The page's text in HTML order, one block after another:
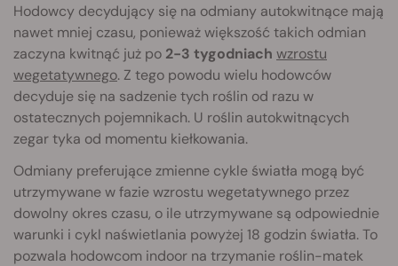
Hodowcy decydujący się na odmiany autokwitnące mają
nawet mniej czasu, ponieważ większość takich odmian
zaczyna kwitnąć już po 2-3 tygodniach wzrostu
wegetatywnego. Z tego powodu wielu hodowców
decyduje się na sadzenie tych roślin od razu w
ostatecznych pojemnikach. U roślin autokwitnących
zegar tyka od momentu kiełkowania.
Odmiany preferujące zmienne cykle światła mogą być
utrzymywane w fazie wzrostu wegetatywnego przez
dowolny okres czasu, o ile utrzymywane są odpowiednie
warunki i cykl naświetlania powyżej 18 godzin światła. To
pozwala hodowcom indoor na trzymanie roślin-matek